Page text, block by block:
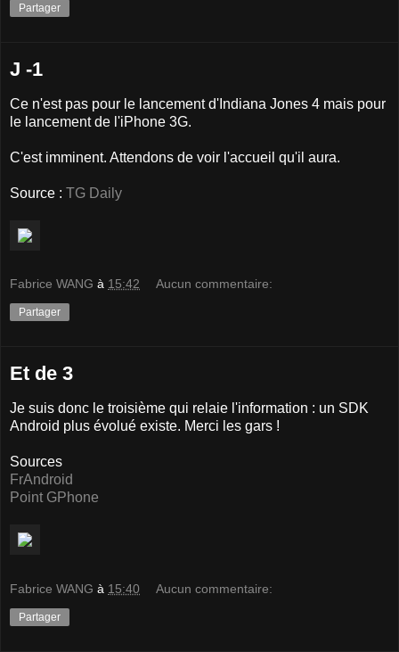
Partager
J -1
Ce n'est pas pour le lancement d'Indiana Jones 4 mais pour
le lancement de l'iPhone 3G.
C'est imminent. Attendons de voir l'accueil qu'il aura.
Source : TG Daily
Fabrice WANG à 15:42 Aucun commentaire:
Partager
Et de 3
Je suis donc le troisième qui relaie l'information : un SDK
Android plus évolué existe. Merci les gars !
Sources
FrAndroid
Point GPhone
Fabrice WANG à 15:40 Aucun commentaire:
Partager